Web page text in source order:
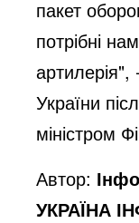
пакет
потрібні
України
міністром
Автор:
УКРАЇНА